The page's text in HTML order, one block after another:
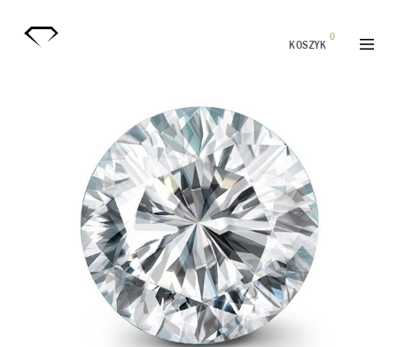
KOSZYK
0